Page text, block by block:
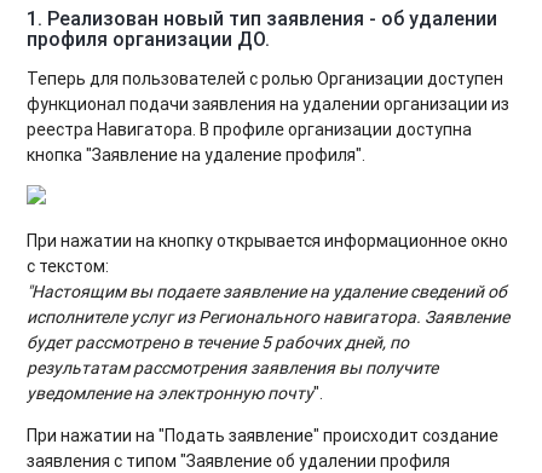
1. Реализован новый тип заявления - об удалении
профиля организации ДО.
Теперь для пользователей с ролью Организации доступен
функционал подачи заявления на удалении организации из
реестра Навигатора. В профиле организации доступна
кнопка "Заявление на удаление профиля".
При нажатии на кнопку открывается информационное окно
с текстом:
"Настоящим вы подаете заявление на удаление сведений об
исполнителе услуг из Регионального навигатора. Заявление
будет рассмотрено в течение 5 рабочих дней, по
результатам рассмотрения заявления вы получите
уведомление на электронную почту".
При нажатии на "Подать заявление" происходит создание
заявления с типом "Заявление об удалении профиля